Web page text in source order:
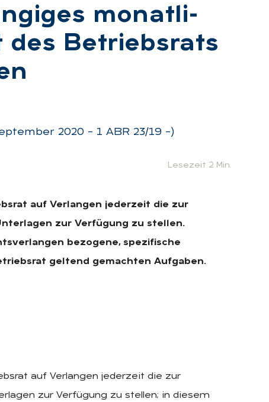
mo­nat­li­
des Be­triebs­rats
2020 – 1 ABR 23/19 –)
Lesezeit 2 Min.
auf Verlangen jederzeit die zur
zur Verfügung zu stellen.
bezogene, spezifische
geltend gemachten Aufgaben.
auf Verlangen jederzeit die zur
zur Verfügung zu stellen; in diesem